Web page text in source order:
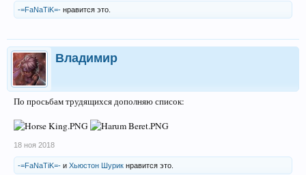
-=FaNaTiK=- нравится это.
Владимир
По просьбам трудящихся дополняю список:
18 ноя 2018
-=FaNaTiK=- и Хьюстон Шурик нравится это.